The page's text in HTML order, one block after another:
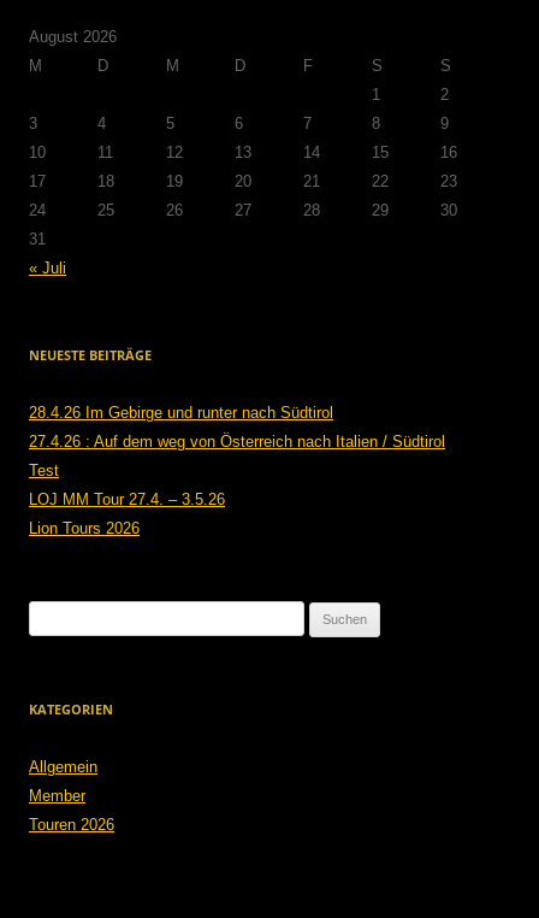
August 2026
M
D M D F S
S
1
2
3
4 5 6 7 8
9
10
11 12 13 14 15
16
17
18 19 20 21 22
23
24
25 26 27 28 29
30
31
« Juli
NEUESTE BEITRÄGE
28.4.26 Im Gebirge und runter nach Südtirol
27.4.26 : Auf dem weg von Österreich nach Italien / Südtirol
Test
LOJ MM Tour 27.4. – 3.5.26
Lion Tours 2026
KATEGORIEN
Allgemein
Member
Touren 2026